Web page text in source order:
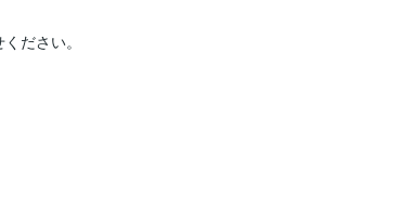
ださい。